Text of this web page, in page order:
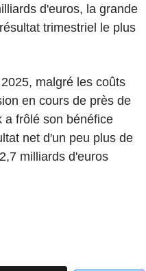
d'euros, la grande
trimestriel le plus
malgré les coûts
en cours de près de
a frôlé son bénéfice
net d'un peu plus de
milliards d'euros